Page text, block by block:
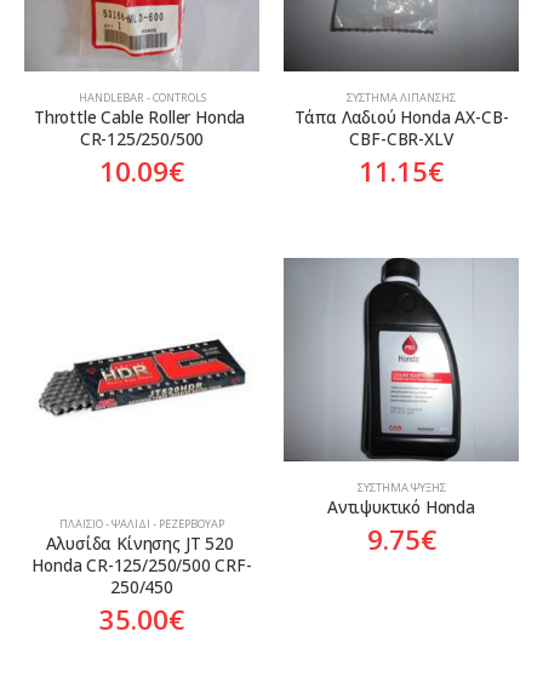
HANDLEBAR - CONTROLS
Throttle Cable Roller Honda
CR-125/250/500
10.09€
ΣΎΣΤΗΜΑ ΛΊΠΑΝΣΗΣ
Tάπα Λαδιού Honda AX-CB-
CBF-CBR-XLV
11.15€
ΠΛΑΊΣΙΟ - ΨΑΛΊΔΙ - ΡΕΖΕΡΒΟΥΆΡ
Αλυσίδα Κίνησης JT 520
Honda CR-125/250/500 CRF-
250/450
35.00€
ΣΎΣΤΗΜΑ ΨΎΞΗΣ
Αντιψυκτικό Honda
9.75€